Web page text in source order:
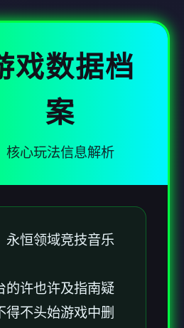
戏数据档
案
核心玩法信息解析
永恒领域竞技音乐
的许也许及指南疑
得不头始游戏中删